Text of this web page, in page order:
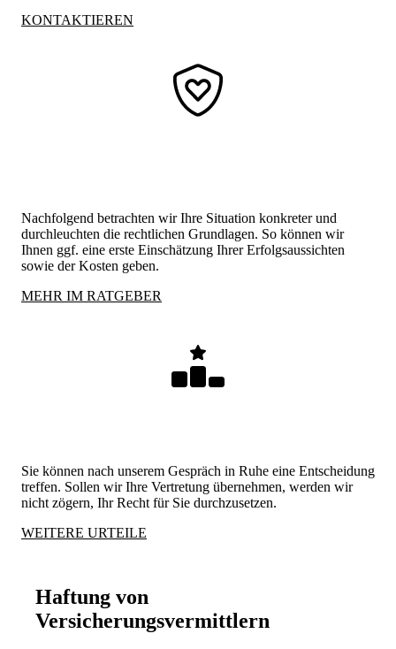
KONTAKTIEREN
Nachfolgend betrachten wir Ihre Situation konkreter und
durchleuchten die rechtlichen Grundlagen. So können wir
Ihnen ggf. eine erste Einschätzung Ihrer Erfolgsaussichten
sowie der Kosten geben.
MEHR IM RATGEBER
Sie können nach unserem Gespräch in Ruhe eine Entscheidung
treffen. Sollen wir Ihre Vertretung übernehmen, werden wir
nicht zögern, Ihr Recht für Sie durchzusetzen.
WEITERE URTEILE
Haftung von
Versicherungsvermittlern